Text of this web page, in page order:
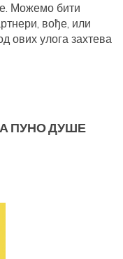
Можемо бити
вође, или
ових улога захтева
ПУНО ДУШЕ